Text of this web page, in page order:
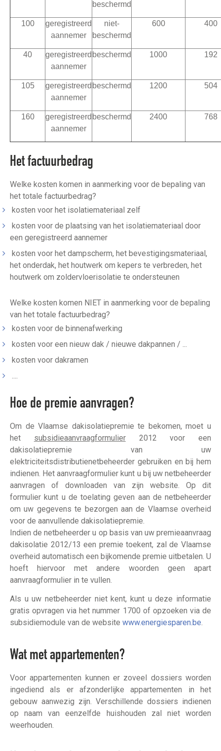
beschermd
100
geregistreerd
aannemer
niet-
beschermd
600 400
40
geregistreerd
aannemer
beschermd 1000 192
105
geregistreerd
aannemer
beschermd 1200 504
160
geregistreerd
aannemer
beschermd 2400 768
Het factuurbedrag
Welke kosten komen in aanmerking voor de bepaling van
het totale factuurbedrag?
kosten voor het isolatiemateriaal zelf
kosten voor de plaatsing van het isolatiemateriaal door
een geregistreerd aannemer
kosten voor het dampscherm, het bevestigingsmateriaal,
het onderdak, het houtwerk om kepers te verbreden, het
houtwerk om zoldervloerisolatie te ondersteunen
Welke kosten komen NIET in aanmerking voor de bepaling
van het totale factuurbedrag?
kosten voor de binnenafwerking
kosten voor een nieuw dak / nieuwe dakpannen / ...
kosten voor dakramen
....
Hoe de premie aanvragen?
Om de Vlaamse dakisolatiepremie te bekomen, moet u
het subsidieaanvraagformulier2012 voor een
dakisolatiepremie van uw
elektriciteitsdistributienetbeheerder gebruiken en bij hem
indienen. Het aanvraagformulier kunt u bij uw netbeheerder
aanvragen of downloaden van zijn website. Op dit
formulier kunt u de toelating geven aan de netbeheerder
om uw gegevens te bezorgen aan de Vlaamse overheid
voor de aanvullende dakisolatiepremie.
Indien de netbeheerder u op basis van uw premieaanvraag
dakisolatie 2012/13 een premie toekent, zal de Vlaamse
overheid automatisch een bijkomende premie uitbetalen. U
hoeft hiervoor met andere woorden geen apart
aanvraagformulier in te vullen.
Als u uw netbeheerder niet kent, kunt u deze informatie
gratis opvragen via het nummer 1700 of opzoeken via de
subsidiemodule van de website www.energiesparen.be.
Wat met appartementen?
Voor appartementen kunnen er zoveel dossiers worden
ingediend als er afzonderlijke appartementen in het
gebouw aanwezig zijn. Verschillende dossiers indienen
op naam van eenzelfde huishouden zal niet worden
weerhouden.